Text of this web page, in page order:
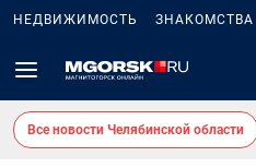
НЕДВИЖИМОСТЬ ЗНАКОМСТВА
Все новости Челябинской области